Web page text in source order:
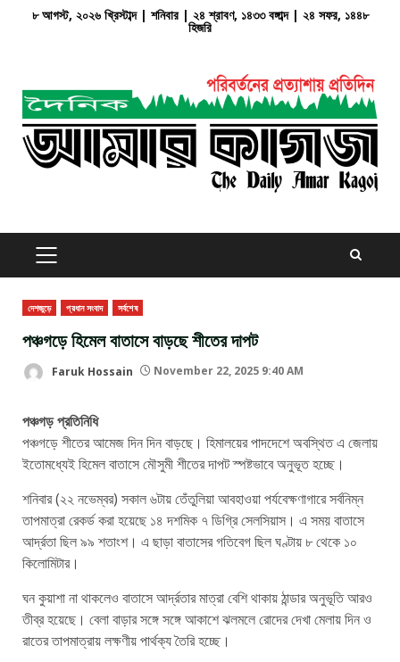
৮ আগস্ট, ২০২৬ খ্রিস্টাব্দ | শনিবার | ২৪ শ্রাবণ, ১৪৩৩ বঙ্গাব্দ | ২৪ সফর, ১৪৪৮
হিজরি
PRIMARY
MENU
দেশজুড়ে প্রধান সংবাদ সর্বশেষ
পঞ্চগড়ে হিমেল বাতাসে বাড়ছে শীতের দাপট
Faruk Hossain November 22, 2025 9:40 AM
পঞ্চগড় প্রতিনিধি
পঞ্চগড়ে শীতের আমেজ দিন দিন বাড়ছে। হিমালয়ের পাদদেশে অবস্থিত এ জেলায়
ইতোমধ্যেই হিমেল বাতাসে মৌসুমী শীতের দাপট স্পষ্টভাবে অনুভূত হচ্ছে।
শনিবার (২২ নভেম্বর) সকাল ৬টায় তেঁতুলিয়া আবহাওয়া পর্যবেক্ষণাগারে সর্বনিম্ন
তাপমাত্রা রেকর্ড করা হয়েছে ১৪ দশমিক ৭ ডিগ্রি সেলসিয়াস। এ সময় বাতাসে
আর্দ্রতা ছিল ৯৯ শতাংশ। এ ছাড়া বাতাসের গতিবেগ ছিল ঘণ্টায় ৮ থেকে ১০
কিলোমিটার।
ঘন কুয়াশা না থাকলেও বাতাসে আর্দ্রতার মাত্রা বেশি থাকায় ঠান্ডার অনুভূতি আরও
তীব্র হয়েছে। বেলা বাড়ার সঙ্গে সঙ্গে আকাশে ঝলমলে রোদের দেখা মেলায় দিন ও
রাতের তাপমাত্রায় লক্ষণীয় পার্থক্য তৈরি হচ্ছে।